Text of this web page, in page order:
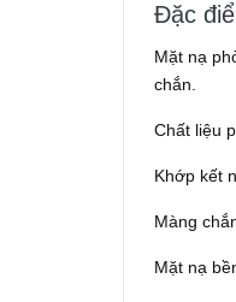
Đặc
Mặt nạ
chắn.
Chất liệu
Khớp kết
Màng
Mặt nạ